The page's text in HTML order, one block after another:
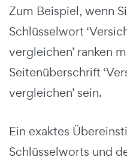
Zum Beispiel, wenn
Schlüsselwort
vergleichen’ ranken
Seitenüberschrift
vergleichen’ sein.
Ein exaktes
Schlüsselworts und